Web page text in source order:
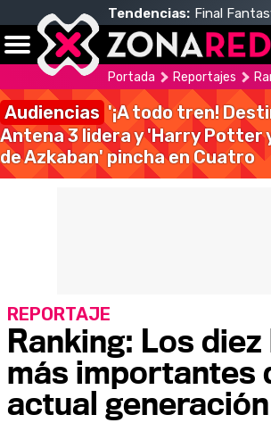
Tendencias: Final
Portada Reportajes
Audiencias '¡A todo tren!
Antena 3 lidera y 'Harry Potter
de Azkaban' pincha en Cuatro
Ranking: Los
más importantes
actual generación
REPORTAJE